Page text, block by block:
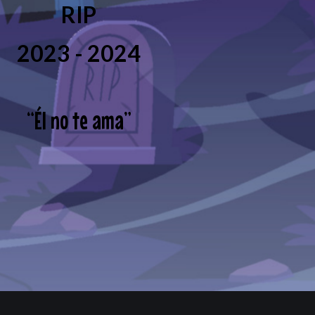
RIP
2023 - 2024
“Él no te ama”